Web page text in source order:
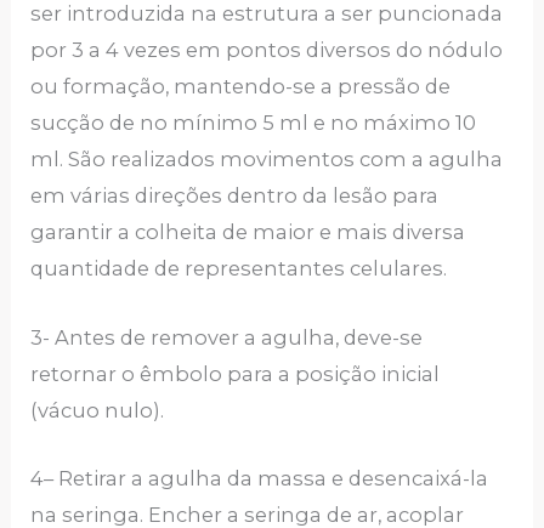
ser introduzida na estrutura a ser puncionada
por 3 a 4 vezes em pontos diversos do nódulo
ou formação, mantendo-se a pressão de
sucção de no mínimo 5 ml e no máximo 10
ml. São realizados movimentos com a agulha
em várias direções dentro da lesão para
garantir a colheita de maior e mais diversa
quantidade de representantes celulares.
3- Antes de remover a agulha, deve-se
retornar o êmbolo para a posição inicial
(vácuo nulo).
4– Retirar a agulha da massa e desencaixá-la
na seringa. Encher a seringa de ar, acoplar